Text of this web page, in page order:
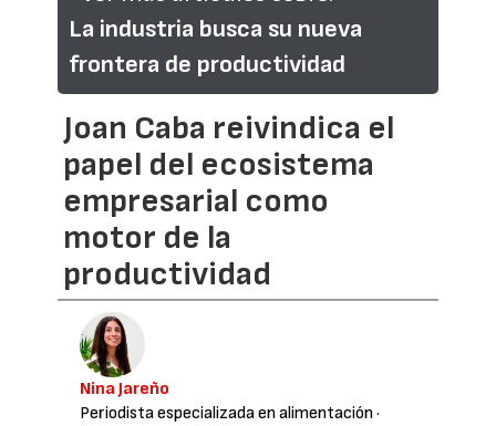
La industria busca su nueva
frontera de productividad
Joan Caba reivindica el
papel del ecosistema
empresarial como
motor de la
productividad
Nina Jareño
Periodista especializada en alimentación ·